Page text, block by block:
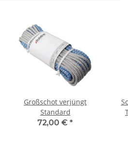
Großschot verjüngt
Standard
72,00 € *